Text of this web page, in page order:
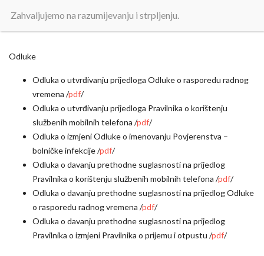
Odluke
Odluka o utvrđivanju prijedloga Odluke o rasporedu radnog
vremena /pdf/
Odluka o utvrđivanju prijedloga Pravilnika o korištenju
službenih mobilnih telefona /pdf/
Odluka o izmjeni Odluke o imenovanju Povjerenstva –
bolničke infekcije /pdf/
Odluka o davanju prethodne suglasnosti na prijedlog
Pravilnika o korištenju službenih mobilnih telefona /pdf/
Odluka o davanju prethodne suglasnosti na prijedlog Odluke
o rasporedu radnog vremena /pdf/
Odluka o davanju prethodne suglasnosti na prijedlog
Pravilnika o izmjeni Pravilnika o prijemu i otpustu /pdf/
Zahvaljujemo na razumijevanju i strpljenju.